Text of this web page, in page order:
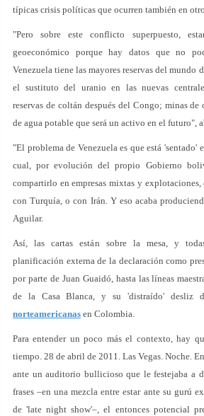
típicas crisis políticas que ocurren también en
"Pero sobre este conflicto superpuesto,
geoeconómico porque hay datos que no
Venezuela tiene las mayores reservas del mundo
el sustituto del uranio en las nuevas
reservas de coltán después del Congo; minas
de agua potable que será un activo en el futuro",
"El problema de Venezuela es que está 'sentado'
cual, por evolución del propio Gobierno
compartirlo en empresas mixtas y
con Turquía, o con Irán. Y eso acaba
Aguilar.
Así, las cartas están sobre la mesa, y
planificación externa de la declaración como
por parte de Juan Guaidó, hasta las líneas
de la Casa Blanca, y su 'distraído' desliz
norteamericanas en Colombia.
Para entender un poco más el contexto, hay
tiempo. 28 de abril de 2011. Las Vegas. Noche.
ante un auditorio bullicioso que le festejaba a
frases –en una mezcla entre estar ante su gurú
de 'late night show'–, el entonces potencial